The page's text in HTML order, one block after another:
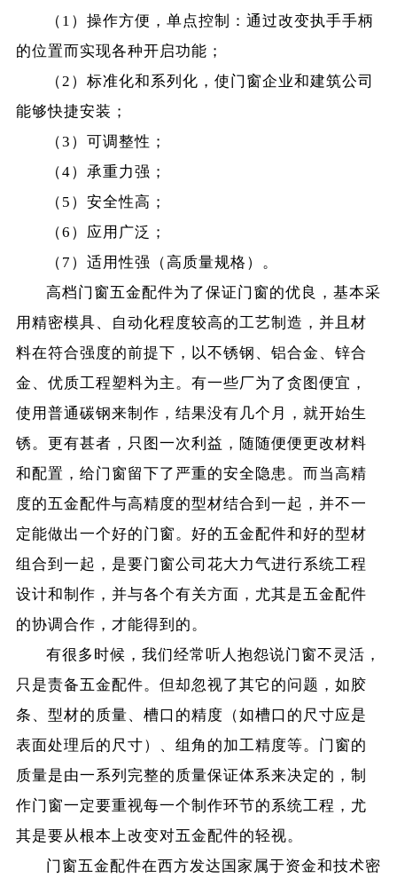
（1）操作方便，单点控制：通过改变执手手柄
的位置而实现各种开启功能；
（2）标准化和系列化，使门窗企业和建筑公司
能够快捷安装；
（3）可调整性；
（4）承重力强；
（5）安全性高；
（6）应用广泛；
（7）适用性强（高质量规格）。
高档门窗五金配件为了保证门窗的优良，基本采
用精密模具、自动化程度较高的工艺制造，并且材
料在符合强度的前提下，以不锈钢、铝合金、锌合
金、优质工程塑料为主。有一些厂为了贪图便宜，
使用普通碳钢来制作，结果没有几个月，就开始生
锈。更有甚者，只图一次利益，随随便便更改材料
和配置，给门窗留下了严重的安全隐患。而当高精
度的五金配件与高精度的型材结合到一起，并不一
定能做出一个好的门窗。好的五金配件和好的型材
组合到一起，是要门窗公司花大力气进行系统工程
设计和制作，并与各个有关方面，尤其是五金配件
的协调合作，才能得到的。
有很多时候，我们经常听人抱怨说门窗不灵活，
只是责备五金配件。但却忽视了其它的问题，如胶
条、型材的质量、槽口的精度（如槽口的尺寸应是
表面处理后的尺寸）、组角的加工精度等。门窗的
质量是由一系列完整的质量保证体系来决定的，制
作门窗一定要重视每一个制作环节的系统工程，尤
其是要从根本上改变对五金配件的轻视。
门窗五金配件在西方发达国家属于资金和技术密